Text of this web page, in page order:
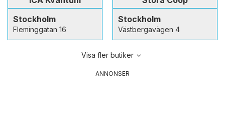
Stockholm
Fleminggatan 16
Stockholm
Västbergavägen 4
Visa fler butiker
ANNONSER